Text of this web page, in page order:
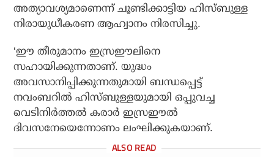
അത്യാവശ്യമാണെന്ന് ചൂണ്ടിക്കാട്ടിയ ഹിസ്ബുള്ള
നിരായുധീകരണ ആഹ്വാനം നിരസിച്ചു.
‘ഈ തീരുമാനം ഇസ്രഈലിനെ
സഹായിക്കുന്നതാണ്. യുദ്ധം
അവസാനിപ്പിക്കുന്നതുമായി ബന്ധപ്പെട്ട്
നവംബറില്‍ ഹിസ്ബുള്ളയുമായി ഒപ്പുവച്ച
വെടിനിര്‍ത്തല്‍ കരാര്‍ ഇസ്രഈല്‍
ദിവസനേയെന്നോണം ലംഘിക്കുകയാണ്.